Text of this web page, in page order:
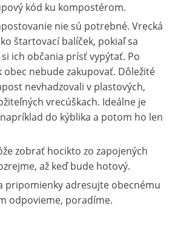
kód ku kompostérom.
nie sú potrebné. Vrecká
štartovací balíček, pokiaľ sa
ich občania prísť vypýtať. Po
obec nebude zakupovať. Dôležité
nevhadzovali v plastových,
vrecúškach. Ideálne je
do kýblika a potom ho len
zobrať hocikto zo zapojených
až keď bude hotový.
pripomienky adresujte obecnému
odpovieme, poradíme.